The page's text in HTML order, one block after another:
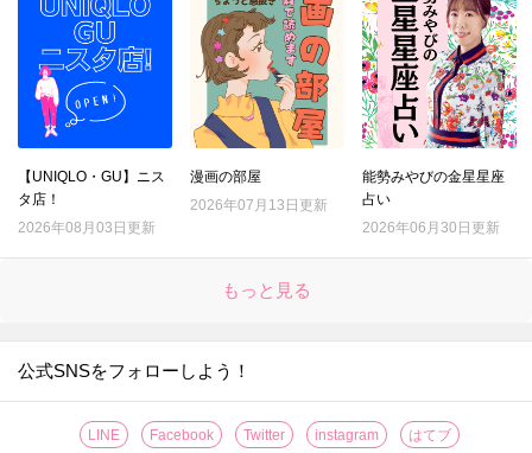
【UNIQLO・GU】ニス
タ店！
2026年08月03日更新
漫画の部屋
2026年07月13日更新
能勢みやびの金星星座
占い
2026年06月30日更新
もっと見る
公式SNSをフォローしよう！
LINE Facebook Twitter instagram はてブ